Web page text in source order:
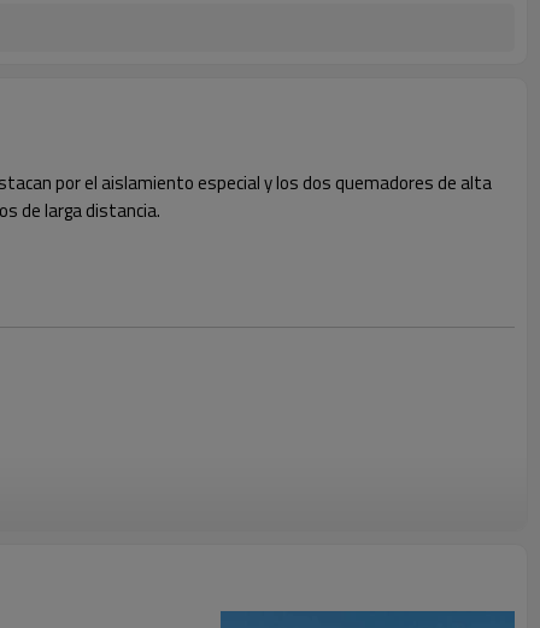
por el aislamiento especial y los dos quemadores de alta
de larga distancia.